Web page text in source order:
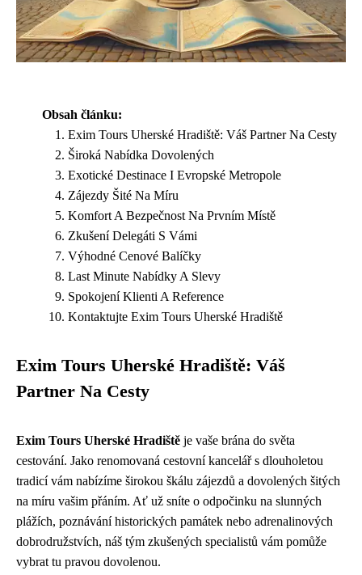
Obsah článku:
Exim Tours Uherské Hradiště: Váš Partner Na Cesty
Široká Nabídka Dovolených
Exotické Destinace I Evropské Metropole
Zájezdy Šité Na Míru
Komfort A Bezpečnost Na Prvním Místě
Zkušení Delegáti S Vámi
Výhodné Cenové Balíčky
Last Minute Nabídky A Slevy
Spokojení Klienti A Reference
Kontaktujte Exim Tours Uherské Hradiště
Exim Tours Uherské Hradiště: Váš
Partner Na Cesty
Exim Tours Uherské Hradiště je vaše brána do světa
cestování. Jako renomovaná cestovní kancelář s dlouholetou
tradicí vám nabízíme širokou škálu zájezdů a dovolených šitých
na míru vašim přáním. Ať už sníte o odpočinku na slunných
plážích, poznávání historických památek nebo adrenalinových
dobrodružstvích, náš tým zkušených specialistů vám pomůže
vybrat tu pravou dovolenou.